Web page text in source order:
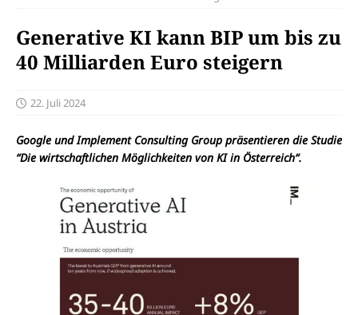
Generative KI kann BIP um bis zu
40 Milliarden Euro steigern
22. Juli 2024
Google und Implement Consulting Group präsentieren die Studie
“Die wirtschaftlichen Möglichkeiten von KI in Österreich“.